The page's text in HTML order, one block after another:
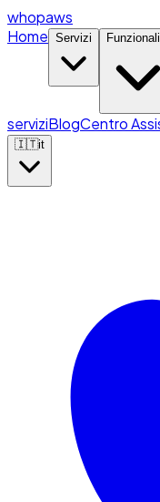
whopaws
Home Servizi
serviziBlogCentro
🇮🇹it